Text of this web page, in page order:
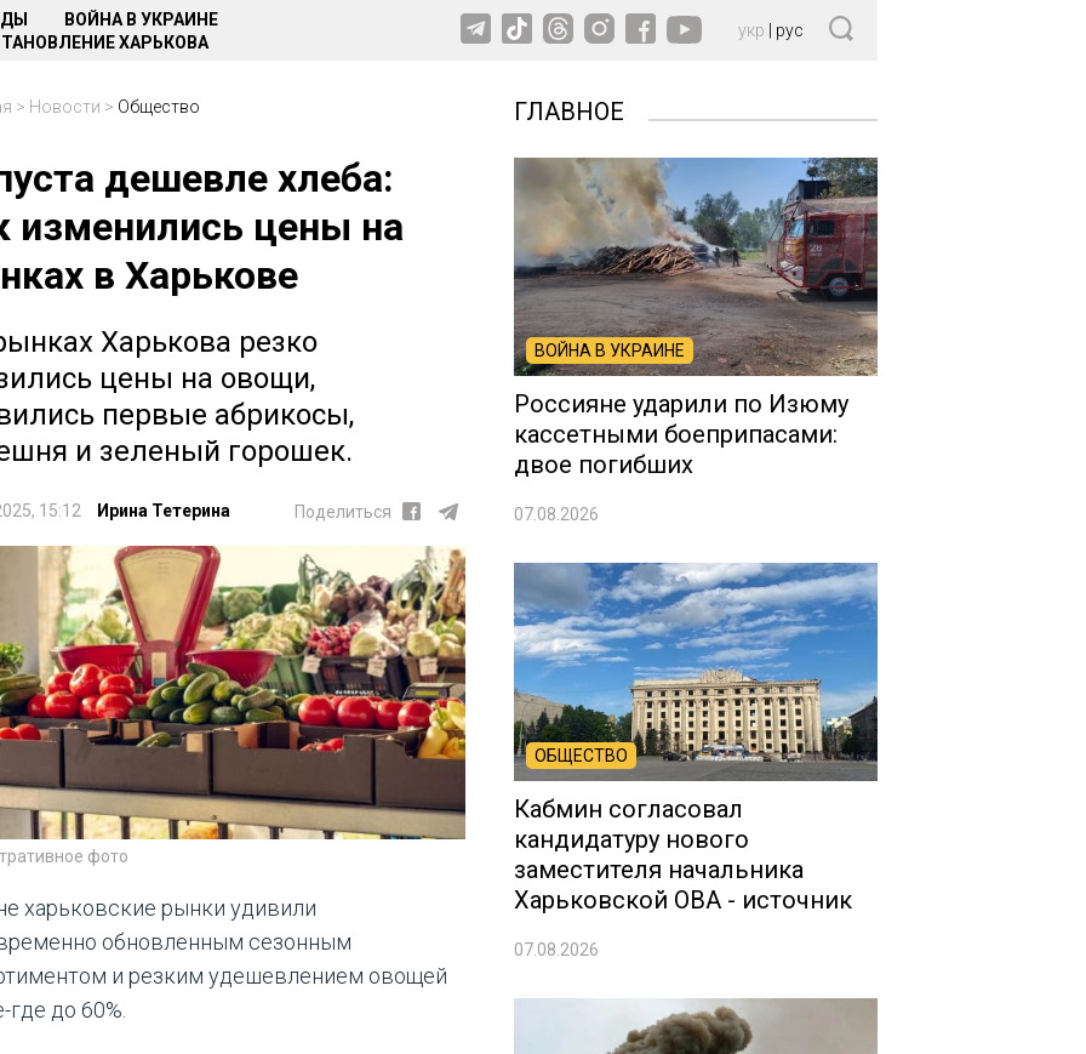
ВОЙНА В УКРАИНЕ
ХАРЬКОВА
укр рус
> Новости > Общество
дешевле хлеба:
изменились цены на
в Харькове
Харькова резко
цены на овощи,
первые абрикосы,
и зеленый горошек.
15:12 Ирина Тетерина Поделиться
фото
харьковские рынки удивили
обновленным сезонным
и резким удешевлением овощей
где до 60%.
ГЛАВНОЕ
ВОЙНА В УКРАИНЕ
Россияне ударили по Изюму
кассетными боеприпасами:
двое погибших
07.08.2026
ОБЩЕСТВО
Кабмин согласовал
кандидатуру нового
заместителя начальника
Харьковской ОВА - источник
07.08.2026